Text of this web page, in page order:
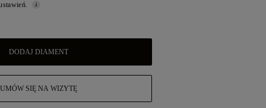
DODAJ DIAMENT
UMÓW SIĘ NA WIZYTĘ